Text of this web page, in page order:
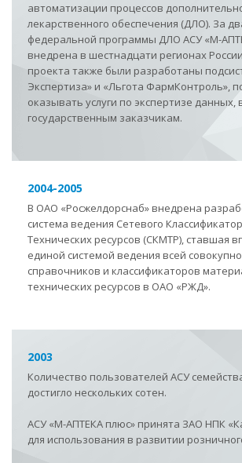
автоматизации процессов
лекарственного обеспечения (ДЛО). За
федеральной программы ДЛО АСУ «М-
внедрена в шестнадцати регионах
проекта также были разработаны
Экспертиза» и «Льгота ФармКонтроль»,
оказывать услуги по экспертизе данных,
государственным заказчикам.
2004-2005
В ОАО «Росжелдорснаб» внедрена
система ведения Сетевого
Технических ресурсов (СКМТР), ставшая
единой системой ведения всей
справочников и классификаторов
технических ресурсов в ОАО «РЖД».
2003
Количество пользователей АСУ
достигло нескольких сотен.
АСУ «М-АПТЕКА плюс» принята ЗАО НПК
для использования в развитии